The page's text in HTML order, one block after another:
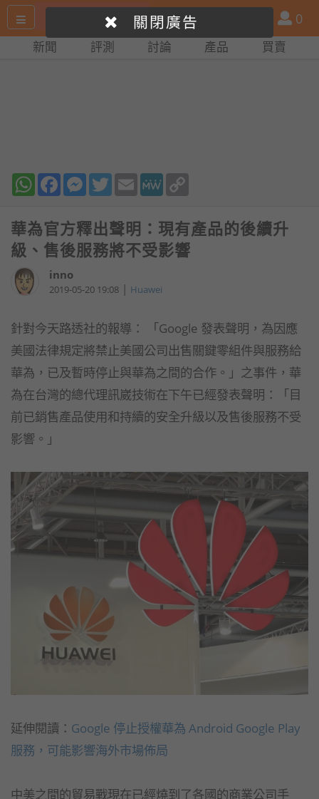
尋
產
品
比
會
員
0
新聞 評測 討論 產品 買賣
WhatsAppFacebookMessenger
TwitterEmail MeWe
華為官方釋出聲明：現有產品的後續升
級、售後服務將不受影響
inno
2019-05-20 19:08 | Huawei
針對今天路透社的報導： 「Google 發表聲明，為因應
美國法律規定將禁止美國公司出售關鍵零組件與服務給
華為，已及暫時停止與華為之間的合作。」之事件，華
為在台灣的總代理訊崴技術在下午已經發表聲明：「目
前已銷售產品使用和持續的安全升級以及售後服務不受
影響。」
延伸閱讀： Google 停止授權華為 Android Google Play
服務，可能影響海外市場佈局
中美之間的貿易戰現在已經燒到了各國的商業公司手
關閉廣告